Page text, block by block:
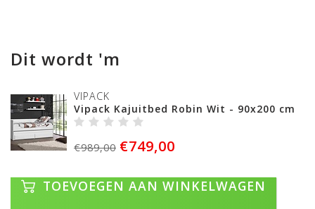
Dit wordt 'm
VIPACK
Vipack Kajuitbed Robin Wit - 90x200 cm
€989,00 €749,00
TOEVOEGEN AAN WINKELWAGEN